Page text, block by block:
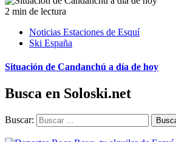
2 min de lectura
Noticias Estaciones de Esquí
Ski España
Situación de Candanchú a día de hoy
Busca en Soloski.net
Buscar: